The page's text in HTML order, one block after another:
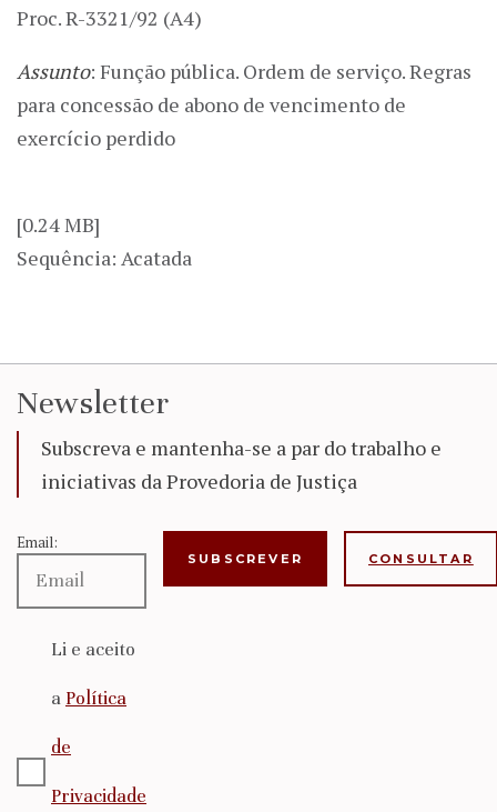
Proc. R-3321/92 (A4)
Assunto: Função pública. Ordem de serviço. Regras
para concessão de abono de vencimento de
exercício perdido
[0.24 MB]
Sequência: Acatada
Newsletter
Subscreva e mantenha-se a par do trabalho e
iniciativas da Provedoria de Justiça
Email:
Li e aceito
a Política
de
Privacidade
CONSULTAR